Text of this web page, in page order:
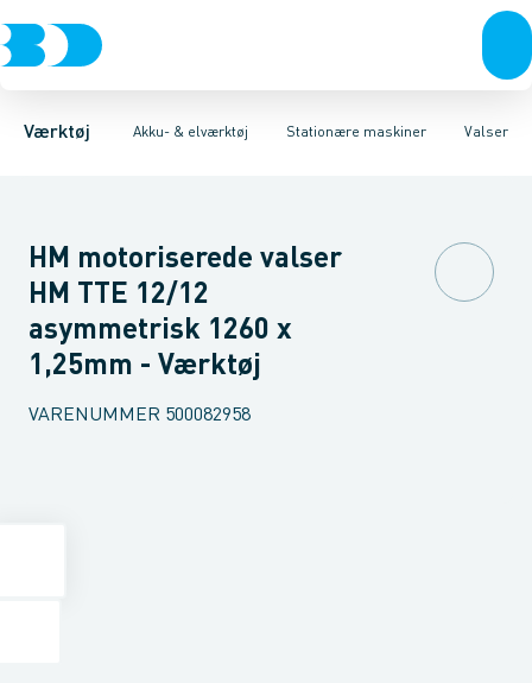
Værktøj Akku- & elværktøj
Akku- & elværktøj Håndværktøj RørværktøjBits & toppeBor
Stationære maskiner
Akku-værktøjElværktøjDiamantværktøjAffugtere & Valser
Magnet boremaskinerSøjleboremaskinerBoremaskiner
HM motoriserede valser
HM TTE 12/12
asymmetrisk 1260 x
1,25mm - Værktøj
VARENUMMER 500082958